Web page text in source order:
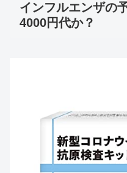
インフルエンザの
4000円代か？